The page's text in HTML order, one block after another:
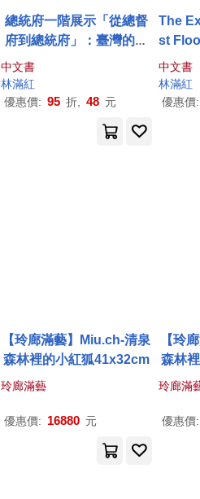
總統府一階展示「從總督
府到總統府」：臺灣的故
中文書
林滿紅
優惠價: 95 折, 48 元
The
st
中文書
林滿紅
優惠價:
【玲廊滿藝】Miu.ch-清泉
森林裡的小紅狐41x32cm
玲廊滿藝
優惠價: 16880 元
【玲
森林
玲廊滿
優惠價: